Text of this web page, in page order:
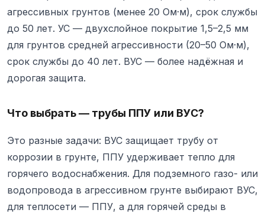
агрессивных грунтов (менее 20 Ом·м), срок службы
до 50 лет. УС — двухслойное покрытие 1,5–2,5 мм
для грунтов средней агрессивности (20–50 Ом·м),
срок службы до 40 лет. ВУС — более надёжная и
дорогая защита.
Что выбрать — трубы ППУ или ВУС?
Это разные задачи: ВУС защищает трубу от
коррозии в грунте, ППУ удерживает тепло для
горячего водоснабжения. Для подземного газо- или
водопровода в агрессивном грунте выбирают ВУС,
для теплосети — ППУ, а для горячей среды в